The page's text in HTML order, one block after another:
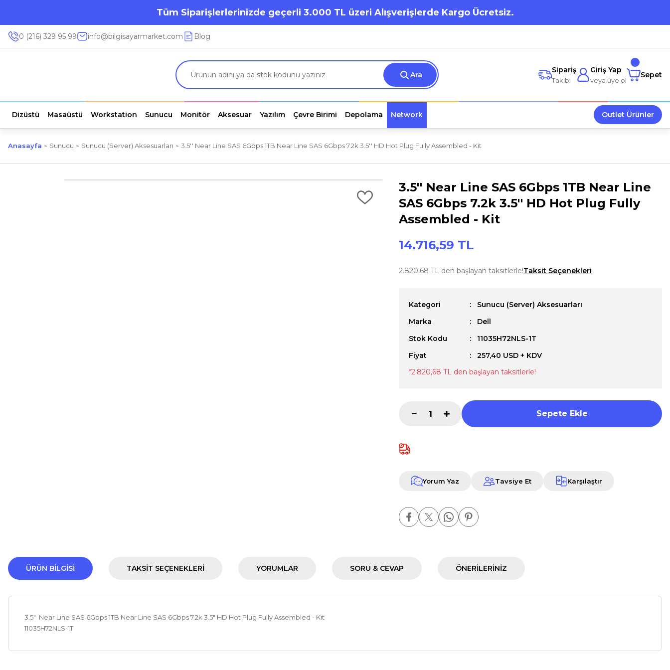
Tüm Siparişlerlerinizde geçerli 3.000 TL üzeri Alışverişlerde Kargo Ücretsiz.
0 (216) 329 95 99 info@bilgisayarmarket.com Blog
Ara
Sipariş
Takibi
Giriş Yap
veya üye ol
Sepet
Dizüstü Masaüstü Workstation Sunucu Monitör Aksesuar Yazılım Çevre Birimi Depolama Network Outlet Ürünler
Anasayfa Sunucu Sunucu (Server) Aksesuarları 3.5'' Near Line SAS 6Gbps 1TB Near Line SAS 6Gbps 7.2k 3.5'' HD Hot Plug Fully Assembled - Kit
3.5'' Near Line SAS 6Gbps 1TB Near Line
SAS 6Gbps 7.2k 3.5'' HD Hot Plug Fully
Assembled - Kit
14.716,59 TL
2.820,68 TL den başlayan taksitlerle!Taksit Seçenekleri
Kategori
Sunucu (Server) Aksesuarları
Marka
Dell
Stok Kodu
11035H72NLS-1T
Fiyat
257,40 USD + KDV
*2.820,68 TL den başlayan taksitlerle!
Sepete Ekle
Yorum Yaz Tavsiye Et Karşılaştır
ÜRÜN BILGISI TAKSIT SEÇENEKLERI YORUMLAR SORU & CEVAP ÖNERILERINIZ
3.5" Near Line SAS 6Gbps 1TB Near Line SAS 6Gbps 7.2k 3.5" HD Hot Plug Fully Assembled - Kit
11035H72NLS-1T